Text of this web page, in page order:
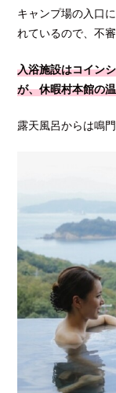
キャンプ場の入口
れているので、不
入浴施設はコイン
が、休暇村本館の
露天風呂からは鳴